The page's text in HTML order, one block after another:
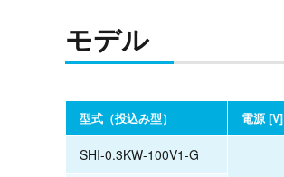
モデル
型式（投込み型） 電源 [V]
SHI-0.3KW-100V1-G